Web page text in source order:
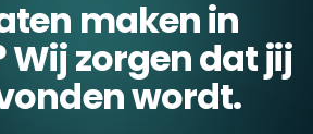
maken in
Wij zorgen dat jij
wordt.